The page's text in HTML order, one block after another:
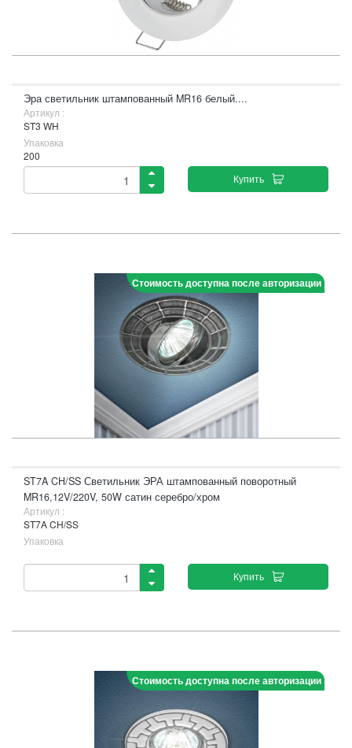
Эра светильник штампованный MR16 белый....
Артикул :
ST3 WH
Упаковка
200
Купить
Стоимость доступна после авторизации
ST7A CH/SS Светильник ЭРА штампованный поворотный
MR16,12V/220V, 50W сатин серебро/хром
Артикул :
ST7A CH/SS
Упаковка
Купить
Стоимость доступна после авторизации